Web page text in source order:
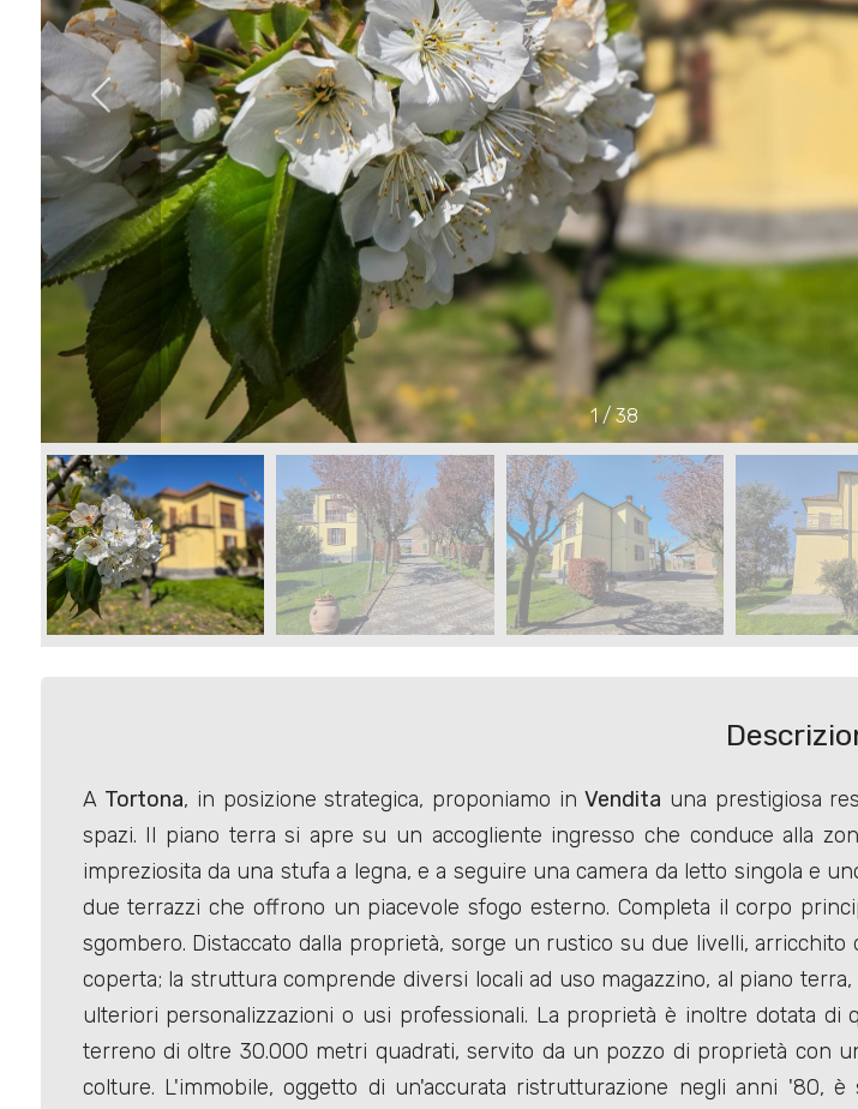
1 / 38
A Tortona, in posizione strategica, proponiamo inVendita una prestigiosa
spazi. Il piano terra si apre su un accogliente ingresso che conduce alla
impreziosita da una stufa a legna, e a seguire una camera da letto singola e
due terrazzi che offrono un piacevole sfogo esterno. Completa il corpo
sgombero. Distaccato dalla proprietà, sorge un rustico su due livelli,
coperta; la struttura comprende diversi locali ad uso magazzino, al piano
ulteriori personalizzazioni o usi professionali. La proprietà è inoltre dotata
terreno di oltre 30.000 metri quadrati, servito da un pozzo di proprietà con
colture. L'immobile, oggetto di un'accurata ristrutturazione negli anni '80,
AFFITTO
CONTATTI
Comune
Tipologia
-
multiscelta
Qualsiasi
Residenziali
Commerciali
Terreni
Totale